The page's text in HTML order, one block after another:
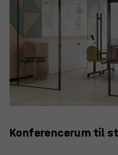
Konferencerum til